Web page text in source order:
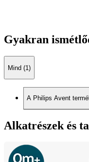
Gyakran
Mind (1)
A Philips Avent
Alkatrészek és